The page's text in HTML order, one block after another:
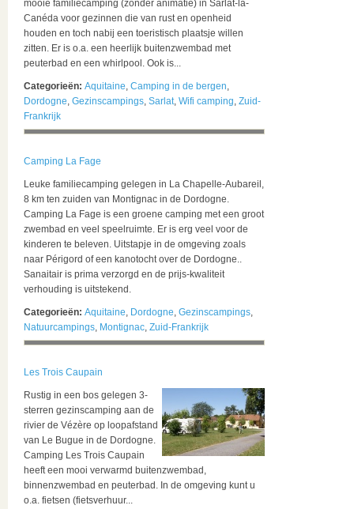
mooie familiecamping (zonder animatie) in Sarlat-la-
Canéda voor gezinnen die van rust en openheid
houden en toch nabij een toeristisch plaatsje willen
zitten. Er is o.a. een heerlijk buitenzwembad met
peuterbad en een whirlpool. Ook is...
Categorieën: Aquitaine, Camping in de bergen,
Dordogne, Gezinscampings, Sarlat, Wifi camping, Zuid-
Frankrijk
Camping La Fage
Leuke familiecamping gelegen in La Chapelle-Aubareil,
8 km ten zuiden van Montignac in de Dordogne.
Camping La Fage is een groene camping met een groot
zwembad en veel speelruimte. Er is erg veel voor de
kinderen te beleven. Uitstapje in de omgeving zoals
naar Périgord of een kanotocht over de Dordogne..
Sanaitair is prima verzorgd en de prijs-kwaliteit
verhouding is uitstekend.
Categorieën: Aquitaine, Dordogne, Gezinscampings,
Natuurcampings, Montignac, Zuid-Frankrijk
Les Trois Caupain
Rustig in een bos gelegen 3-
sterren gezinscamping aan de
rivier de Vézère op loopafstand
van Le Bugue in de Dordogne.
Camping Les Trois Caupain
heeft een mooi verwarmd buitenzwembad,
binnenzwembad en peuterbad. In de omgeving kunt u
o.a. fietsen (fietsverhuur...